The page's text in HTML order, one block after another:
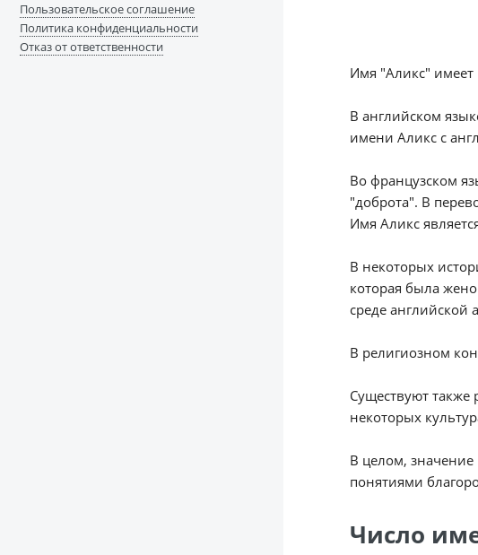
Имя "Аликс" имеет
В английском
имени Аликс с
Во французском
"доброта". В
Имя Аликс
В некоторых
которая была
среде английской
В религиозном
Существуют
некоторых
В целом, значение
понятиями
Число
Пользовательское соглашение
Политика конфиденциальности
Отказ от ответственности